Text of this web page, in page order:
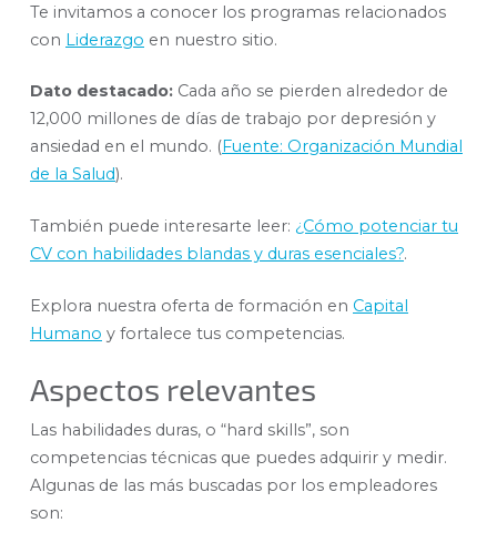
Te invitamos a conocer los programas relacionados
con Liderazgo en nuestro sitio.
Dato destacado: Cada año se pierden alrededor de
12,000 millones de días de trabajo por depresión y
ansiedad en el mundo. (Fuente: Organización Mundial
de la Salud).
También puede interesarte leer: ¿Cómo potenciar tu
CV con habilidades blandas y duras esenciales?.
Explora nuestra oferta de formación en Capital
Humano y fortalece tus competencias.
Aspectos relevantes
Las habilidades duras, o “hard skills”, son
competencias técnicas que puedes adquirir y medir.
Algunas de las más buscadas por los empleadores
son: